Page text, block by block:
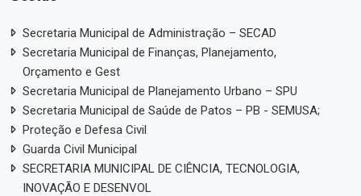
Secretaria Municipal de Administração – SECAD
Secretaria Municipal de Finanças, Planejamento,
Orçamento e Gest
Secretaria Municipal de Planejamento Urbano – SPU
Secretaria Municipal de Saúde de Patos – PB - SEMUSA;
Proteção e Defesa Civil
Guarda Civil Municipal
SECRETARIA MUNICIPAL DE CIÊNCIA, TECNOLOGIA,
INOVAÇÃO E DESENVOL